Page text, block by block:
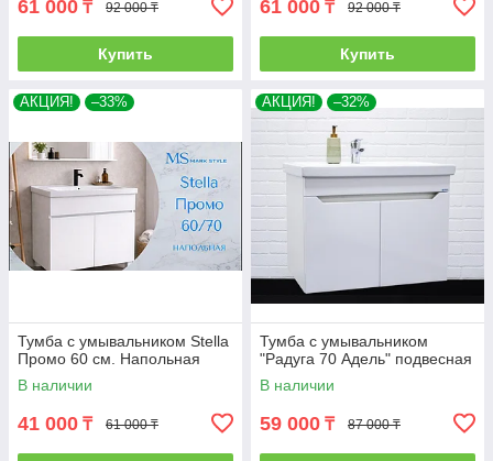
61 000 ₸ 92 000 ₸
Купить
61 000 ₸ 92 000 ₸
Купить
АКЦИЯ! –33%
Тумба с умывальником Stella
Промо 60 см. Напольная
В наличии
41 000 ₸ 61 000 ₸
АКЦИЯ! –32%
Тумба с умывальником
"Радуга 70 Адель" подвесная
В наличии
59 000 ₸ 87 000 ₸